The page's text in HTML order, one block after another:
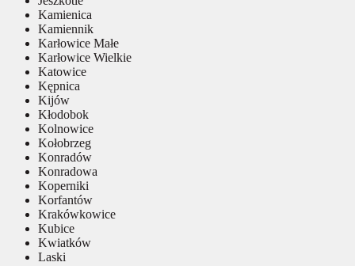
Kamienica
Kamiennik
Karłowice Małe
Karłowice Wielkie
Katowice
Kępnica
Kijów
Kłodobok
Kolnowice
Kołobrzeg
Konradów
Konradowa
Koperniki
Korfantów
Krakówkowice
Kubice
Kwiatków
Laski